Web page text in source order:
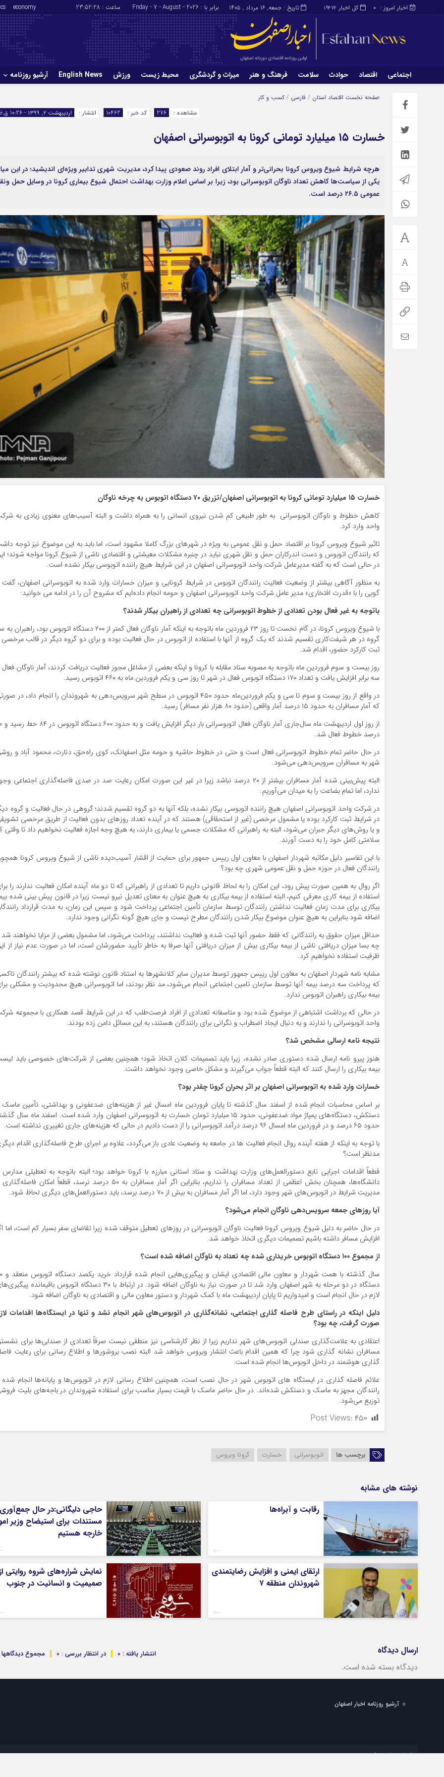
کل اخبار 19472 اخبار امروز : 0 تاریخ : جمعه, ۱۶ مرداد , ۱۴۰۵ برابر با : Friday - 7 - August - 2026 ساعت : 23:52:29
economy
اجتماعی اقتصاد حوادث سلامت فرهنگ و هنر میراث و گردشگری محیط زیست ورزش English News آرشیو روزنامه
اقتصاد
ورزش News
صفحه نخست اقتصاد استان / فارسی / کسب و کار
انتشار :
اردیبهشت ۲, ۱۳۹۹ - 10:26 ق.ظ کد خبر : 10462 مشاهده : 276
خسارت ۱۵ میلیارد تومانی کرونا به اتوبوسرانی اصفهان
هرچه شرایط شیوع ویروس کرونا بحرانی‌تر و آمار ابتلای افراد روند صعودی پیدا کرد، مدیریت شهری تدابیر ویژه‌ای اندیشید؛ در این
یکی از سیاست‌ها کاهش تعداد ناوگان اتوبوسرانی بود، زیرا بر اساس اعلام وزارت بهداشت احتمال شیوع بیماری کرونا در وسایل حمل
عمومی ۲۶.۵ درصد است.
خسارت ۱۵ میلیارد تومانی کرونا به اتوبوسرانی اصفهان/تزریق ۷۰ دستگاه اتوبوس به چرخه ناوگان
کاهش خطوط و ناوگان اتوبوسرانی به طور طبیعی کم شدن نیروی انسانی را به همراه داشت و البته آسیب‌های معنوی زیادی به
واحد وارد کرد.
تاثیر شیوع ویروس کرونا بر اقتصاد حمل و نقل عمومی به ویژه در شهرهای بزرگ کاملا مشهود است، اما باید به این موضوع نیز توجه
که رانندگان اتوبوس‌ و دست اندرکاران حمل و نقل شهری نباید در چنبره مشکلات معیشتی و اقتصادی ناشی از شیوع کرونا مواجه شوند؛
در حالی است که به گفته مدیرعامل شرکت واحد اتوبوسرانی اصفهان در این شرایط هیچ راننده اتوبوسی بیکار نشده است.
به منظور آگاهی بیشتر از وضعیت فعالیت رانندگان اتوبوس در شرایط کرونایی و میزان خسارات وارد شده به اتوبوسرانی اصفهان،
گویی را با «قدرت افتخاری» مدیر عامل شرکت واحد اتوبوسرانی اصفهان و حومه انجام داده‌ایم که مشروح آن را در ادامه می خوانید:
باتوجه به غیر فعال بودن تعدادی از خطوط اتوبوسرانی چه تعدادی از راهبران بیکار شدند؟
با شیوع ویروس کرونا، در گام نخست تا روز ۲۳ فروردین ماه باتوجه به اینکه آمار ناوگان فعال کمتر از ۲۰۰ دستگاه اتوبوس بود،
گروه در هر شیفت‌کاری تقسیم شدند که یک گروه از آنها با استفاده از اتوبوس در حال فعالیت بوده و برای دو گروه دیگر در قالب
ثبت کارکرد حضور، اقدام شد.
روز بیست و سوم فروردین ماه باتوجه به مصوبه ستاد مقابله با کرونا و اینکه بعضی از مشاغل مجوز فعالیت دریافت کردند، آمار ناوگان فعال
سه برابر افزایش یافت و تعداد ۱۷۰ دستگاه اتوبوس فعال در شهر تا روز سی و یکم فروردین ماه به ۴۶۰ اتوبوس رسید.
در واقع از روز بیست و سوم تا سی و یکم فروردین‌ماه حدود ۴۵۰ اتوبوس در سطح شهر سرویس‌دهی به شهروندان را انجام داد، در
که آمار مسافران به حدود ۱۵ درصد آمار واقعی (حدود ۸۰ هزار نفر مسافر) رسید.
از روز اول اردیبهشت ماه
درصد خطوط فعال شد.
در حال حاضر تمام خطوط اتوبوسرانی فعال است و حتی در خطوط حاشیه و حومه مثل اصفهانک، کوی راه‌حق، دنارت، محمود آباد و
شهر به مسافران سرویس‌دهی می‌شود.
البته پیش‌بینی شده آمار مسافران بیشتر از ۲۰ درصد نباشد زیرا در غیر این صورت امکان رعایت صد در صدی فاصله‌گذاری اجتماعی
ندارد، اما تمام بضاعت را به میدان می‌آوریم.
در شرکت واحد اتوبوسرانی اصفهان هیچ راننده اتوبوسی بیکار نشده، بلکه آنها به دو گروه تقسیم شدند؛ گروهی در حال فعالیت و گروه
در شرایط ثبت کارکرد بوده یا مشمول مرخصی (غیر از استحقاقی) هستند که در آینده تعداد روزهای بدون فعالیت از طریق مرخصی
و یا روش‌های دیگر جبران می‌شود، البته به راهبرانی که مشکلات جسمی یا بیماری دارند، به هیچ وجه اجازه فعالیت نخواهیم داد تا وقتی
سلامتی کامل خود را به دست آورند.
با این تفاسیر دلیل مکاتبه شهردار اصفهان با معاون اول رییس جمهور برای حمایت از اقشار آسیب‌دیده ناشی از شیوع ویروس کرونا
رانندگان فعال در حوزه حمل و نقل عمومی شهری چه بود؟
اگر روال به همین صورت پیش رود، این امکان را به لحاظ قانونی داریم تا تعدادی از راهبرانی که تا دو ماه آینده امکان فعالیت ندارند را
استفاده از بیمه کاری معرفی کنیم، البته استفاده از بیمه بیکاری به هیچ عنوان به معنای تعدیل نیرو نیست زیرا در قانون پیش بینی شده
بیکاری برای مدت زمان فعالیت نداشتن رانندگان توسط سازمان تأمین اجتماعی پرداخت شود و سپس این زمان، به مدت قرارداد
اضافه شود بنابراین به هیچ عنوان موضوع بیکار شدن رانندگان مطرح نیست و جای هیچ گونه نگرانی وجود ندارد.
حداقل میزان حقوق به رانندگانی که فقط حضور آنها ثبت شده و فعالیت نداشتند، پرداخت می‌شود، اما مشمول بعضی از مزایا نخواهند
چه بسا میزان دریافتی ناشی از بیمه بیکاری بیش از میزان دریافتی آنها صرفا به خاطر تأیید حضورشان است، اما در صورت عدم نیاز از
ظرفیت استفاده نخواهیم کرد.
مشابه نامه شهردار اصفهان به معاون اول رییس جمهور توسط مدیران سایر کلانشهرها به استناد قانون نوشته شده که بیشتر رانندگان
که پرداخت سه درصد بیمه آنها توسط سازمان تامین اجتماعی انجام می‌شود، مد نظر بودند، اما اتوبوسرانی هیچ محدودیت و مشکلی
بیمه بیکاری راهبران اتوبوس ندارد.
در حالی که برداشت اشتباهی از موضوع شده بود و متاسفانه تعدادی از افراد فرصت‌طلب که در این شرایط قصد همکاری با مجموعه
واحد اتوبوسرانی را ندارند و به دنبال ایجاد اضطراب و نگرانی برای رانندگان هستند، به این مسائل دامن زده بودند.
نتیجه نامه ارسالی مشخص شد؟
هنوز پیرو نامه ارسال شده دستوری صادر نشده، زیرا باید تصمیمات کلان اتخاذ شود؛ همچنین بعضی از شرکت‌های خصوصی باید
بیمه بیکاری را ارسال کنند که البته قطعاً جواب می‌گیرند و مشکل خاصی وجود نخواهد داشت.
خسارات وارد شده به اتوبوسرانی اصفهان بر اثر بحران کرونا چقدر بود؟
بر اساس محاسبات انجام شده از اسفند سال گذشته تا پایان فروردین ماه امسال غیر از هزینه‌های ضدعفونی و بهداشتی، تأمین
دستکش، دستگاه‌های پمپاژ مواد ضدعفونی، حدود ۱۵ میلیارد تومان خسارت به اتوبوسرانی اصفهان وارد شده است. اسفند ماه سال
حدود ۶۵ درصد و در فروردین ماه امسال ۹۶ درصد درآمد اتوبوسرانی را از دست دادیم در حالی که هزینه‌های جاری تغییری نداشته است.
با توجه به اینکه از هفته آینده روال انجام فعالیت ها در جامعه به وضعیت عادی باز می‌گردد، علاوه بر اجرای طرح فاصله‌گذاری اقدام
مدنظر است؟
قطعاً اقدامات اجرایی تابع دستورالعمل‌های وزارت بهداشت و ستاد استانی مبارزه با کرونا خواهد بود؛ البته باتوجه به تعطیلی
دانشگاه‌ها، همچنان بخش اعظمی از تعداد مسافران را نداریم، بنابراین اگر آمار مسافران به ۵۰ درصد نرسد، قطعاً امکان
مدیریت شرایط در اتوبوس‌های شهر وجود دارد، اما اگر آمار مسافران به بیش از ۷۰ درصد برسد، باید دستورالعمل‌های دیگری لحاظ شود.
آیا روزهای جمعه سرویس‌دهی ناوگان انجام می‌شود؟
در حال حاضر به دلیل شیوع ویروس کرونا فعالیت ناوگان اتوبوسرانی در روزهای تعطیل متوقف شده زیرا تقاضای سفر بسیار کم است، اما
افزایش مسافر داشته باشیم تصمیمات دیگری اتخاذ خواهد شد.
از مجموع ۱۰۰ دستگاه اتوبوس خریداری شده چه تعداد به ناوگان اضافه شده است؟
سال گذشته با همت شهردار و
دستگاه در دو مرحله به شهر اصفهان وارد شد تا در صورت نیاز به ناوگان اضافه شود. در ارتباط با ۳۰ دستگاه اتوبوس باقیمانده
لازم در حال انجام است و امیدواریم تا پایان اردیبهشت ماه با کمک شهردار و دستور معاون مالی و اقتصادی به ناوگان اضافه شود.
دلیل اینکه در راستای طرح فاصله گذاری اجتماعی، نشانه‌گذاری در اتوبوس‌های شهر انجام نشد و تنها در ایستگاه‌ها اقدامات
صورت گرفت، چه بود؟
اعتقادی به علامت‌گذاری صندلی اتوبوس‌های شهر نداریم زیرا از نظر کارشناسی نیز منطقی نیست صرفاً تعدادی از صندلی‌ها برای
مسافران نشانه گذاری شود چرا که همین اقدام باعث انتشار ویروس خواهد شد البته نصب بروشورها و اطلاع رسانی برای رعایت
گذاری هوشمند در داخل اتوبوس‌ها انجام شده است.
علائم فاصله گذاری در ایستگاه های اتوبوس شهر در حال نصب است، همچنین اطلاع رسانی لازم در اتوبوس‌ها و پایانه‌ها انجام
رانندگان مجهز به ماسک و دستکش شده‌اند. در حال حاضر ماسک با قیمت بسیار مناسب برای استفاده شهروندان در باجه‌های بلیت
توزیع می‌شود.
Post Views: ۴۵۰
برچسب ها اتوبوسرانی خسارت کرونا ویروس
نوشته های مشابه
رقابت و آبراه‌ها
حاجی دلیگانی:در حال جمع‌آوری
مستندات برای استیضاح وزیر
خارجه هستیم
ارتقای ایمنی و افزایش رضایتمندی
شهروندان منطقه ۷
نمایش شراره‌های شروه روایتی از
صمیمیت و انسانیت در جنوب
ارسال دیدگاه مجموع دیدگاهها : در انتظار بررسی : 0 انتشار یافته : ۰
دیدگاه بسته شده است.
آرشیو روزنامه اخبار اصفهان
شماره تماس دفتر تهران: